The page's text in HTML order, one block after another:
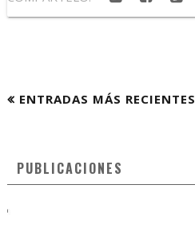
ENTRADAS MÁS RECIENTES
PUBLICACIONES